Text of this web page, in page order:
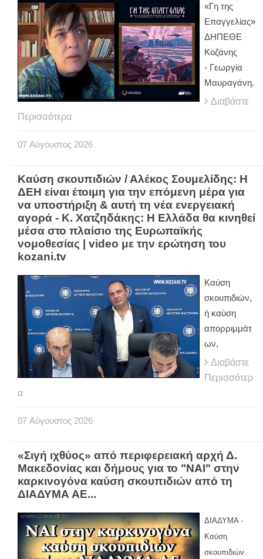
«Γη της
Επαγγελίας»
ΔΗΠΕΘΕ
Κοζάνης
- Γεωργία
Μαυραγάνη.
Διαβάστε
Περισσότερα
07 Αύγουστος 2026
Καύση σκουπιδιών / Αλέκος Σουμελίδης: Η
ΔΕΗ είναι έτοιμη για την επόμενη μέρα για
να υποστήριξη & αυτή τη νέα ενεργειακή
αγορά - Κ. Χατζηδάκης: Η Ελλάδα θα κινηθεί
μέσα στο πλαίσιο της Ευρωπαϊκής
νομοθεσίας | video με την ερώτηση του
kozani.tv
Καύση
σκουπιδιών,
ή καύση
απορριμμάτ
ων,
Διαβάστε
Περισσότερ
α
07 Αύγουστος 2026
«Σιγή ιχθύος» από περιφερειακή αρχή Δ.
Μακεδονίας και δήμους για το "ΝΑΙ" στην
καρκινογόνα καύση σκουπιδιών από τη
ΔΙΑΔΥΜΑ ΑΕ...
ΔΙΑΔΥΜΑ -
Καύση
σκουπιδιών.